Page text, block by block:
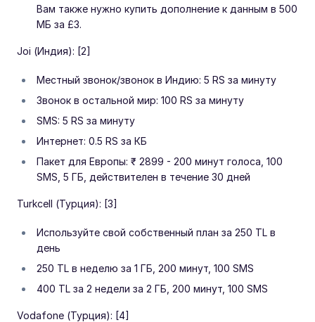
Вам также нужно купить дополнение к данным в 500
МБ за £3.
Joi (Индия): [2]
Местный звонок/звонок в Индию: 5 RS за минуту
Звонок в остальной мир: 100 RS за минуту
SMS: 5 RS за минуту
Интернет: 0.5 RS за КБ
Пакет для Европы: ₹ 2899 - 200 минут голоса, 100
SMS, 5 ГБ, действителен в течение 30 дней
Turkcell (Турция): [3]
Используйте свой собственный план за 250 TL в
день
250 TL в неделю за 1 ГБ, 200 минут, 100 SMS
400 TL за 2 недели за 2 ГБ, 200 минут, 100 SMS
Vodafone (Турция): [4]